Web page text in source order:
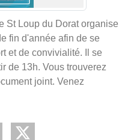
St Loup du Dorat organise
fin d'année afin de se
et de convivialité. Il se
de 13h. Vous trouverez
joint. Venez